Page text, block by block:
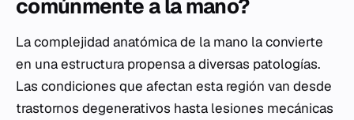
comúnmente a la mano?
La complejidad anatómica de la mano la convierte
en una estructura propensa a diversas patologías.
Las condiciones que afectan esta región van desde
trastornos degenerativos hasta lesiones mecánicas